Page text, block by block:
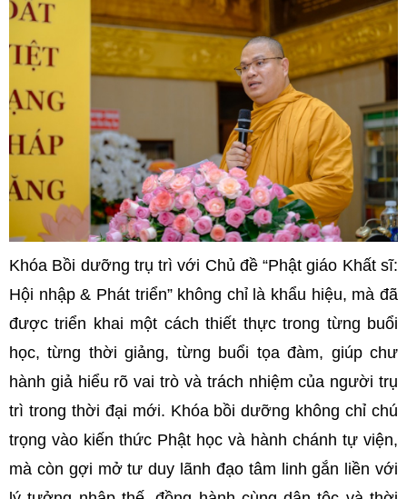
Khóa Bồi dưỡng trụ trì với Chủ đề “Phật giáo Khất sĩ:
Hội nhập & Phát triển” không chỉ là khẩu hiệu, mà đã
được triển khai một cách thiết thực trong từng buổi
học, từng thời giảng, từng buổi tọa đàm, giúp chư
hành giả hiểu rõ vai trò và trách nhiệm của người trụ
trì trong thời đại mới. Khóa bồi dưỡng không chỉ chú
trọng vào kiến thức Phật học và hành chánh tự viện,
mà còn gợi mở tư duy lãnh đạo tâm linh gắn liền với